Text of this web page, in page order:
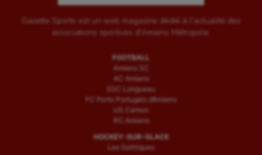
Gazette Sports est un web magazine dédié à l'actualité des
associations sportives d'Amiens Métropole.
FOOTBALL
Amiens SC
AC Amiens
ESC Longueau
FC Porto Portugais d’Amiens
US Camon
RC Amiens
HOCKEY-SUR-GLACE
Les Gothiques